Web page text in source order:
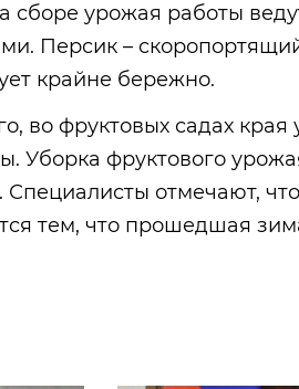
сборе урожая работы
Персик –
крайне бережно.
во фруктовых садах
Уборка фруктового
Специалисты отмечают,
тем, что прошедшая